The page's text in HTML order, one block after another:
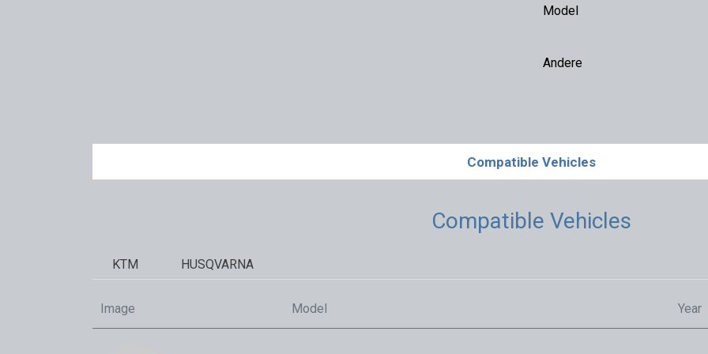
Model
Andere
Compatible Vehicles
Compatible Vehicles
KTM HUSQVARNA
Image Model Year